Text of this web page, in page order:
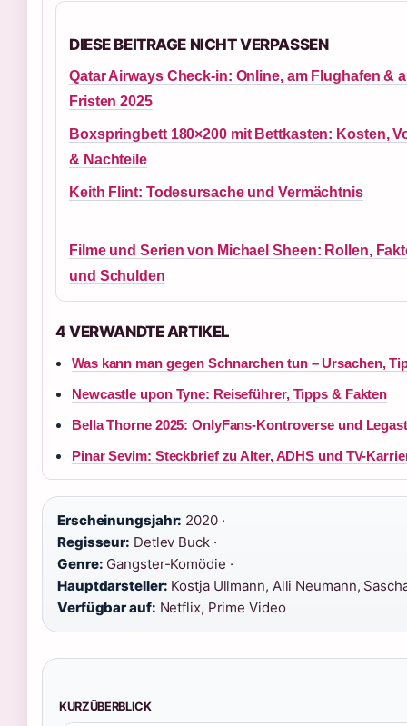
DIESE BEITRAGE NICHT VERPASSEN
Qatar Airways Check-in: Online, am Flughafen &
Fristen 2025
Boxspringbett 180×200 mit Bettkasten: Kosten,
& Nachteile
Keith Flint: Todesursache und Vermächtnis
Filme und Serien von Michael Sheen: Rollen,
und Schulden
4 VERWANDTE ARTIKEL
Was kann man gegen Schnarchen tun – Ursachen,
Newcastle upon Tyne: Reiseführer, Tipps & Fakten
Bella Thorne 2025: OnlyFans-Kontroverse und
Pinar Sevim: Steckbrief zu Alter, ADHS und TV-
Erscheinungsjahr: 2020 ·
Regisseur: Detlev Buck ·
Genre: Gangster-Komödie ·
Hauptdarsteller: Kostja Ullmann, Alli Neumann,
Verfügbar auf: Netflix, Prime Video
KURZÜBERBLICK